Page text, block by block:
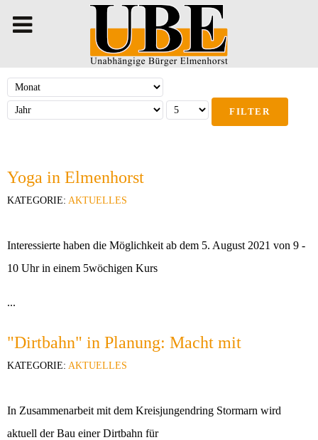
FILTER
Yoga in Elmenhorst
KATEGORIE: AKTUELLES
Interessierte haben die Möglichkeit ab dem 5. August 2021 von 9 -
10 Uhr in einem 5wöchigen Kurs
...
"Dirtbahn" in Planung: Macht mit
KATEGORIE: AKTUELLES
In Zusammenarbeit mit dem Kreisjungendring Stormarn wird
aktuell der Bau einer Dirtbahn für